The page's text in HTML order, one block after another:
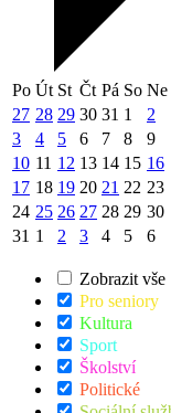
Po Út St Čt Pá So Ne
27 28 29 30 31 1
2
3
4 5 6 7 8
9
10 11 12 13 14 15 16
17 18 19 20 21 22 23
24 25 26 27 28 29 30
31 1 2 3 4 5 6
Zobrazit vše
Pro seniory
Kultura
Sport
Školství
Politické